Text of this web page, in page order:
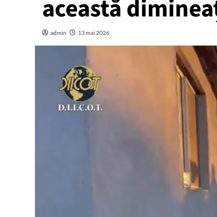
această
admin 13 mai 2026